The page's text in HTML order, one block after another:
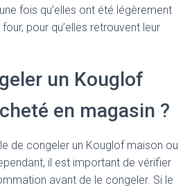
fois qu’elles ont été légèrement
pour qu’elles retrouvent leur
un Kouglof
en magasin ?
de congeler un Kouglof maison ou
il est important de vérifier
avant de le congeler. Si le